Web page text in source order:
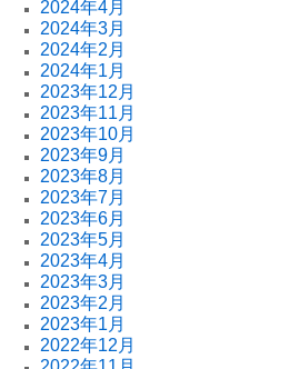
2024年4月
2024年3月
2024年2月
2024年1月
2023年12月
2023年11月
2023年10月
2023年9月
2023年8月
2023年7月
2023年6月
2023年5月
2023年4月
2023年3月
2023年2月
2023年1月
2022年12月